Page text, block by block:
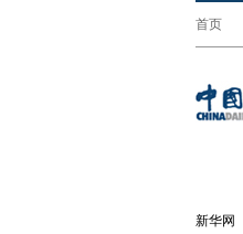
首页
新华网